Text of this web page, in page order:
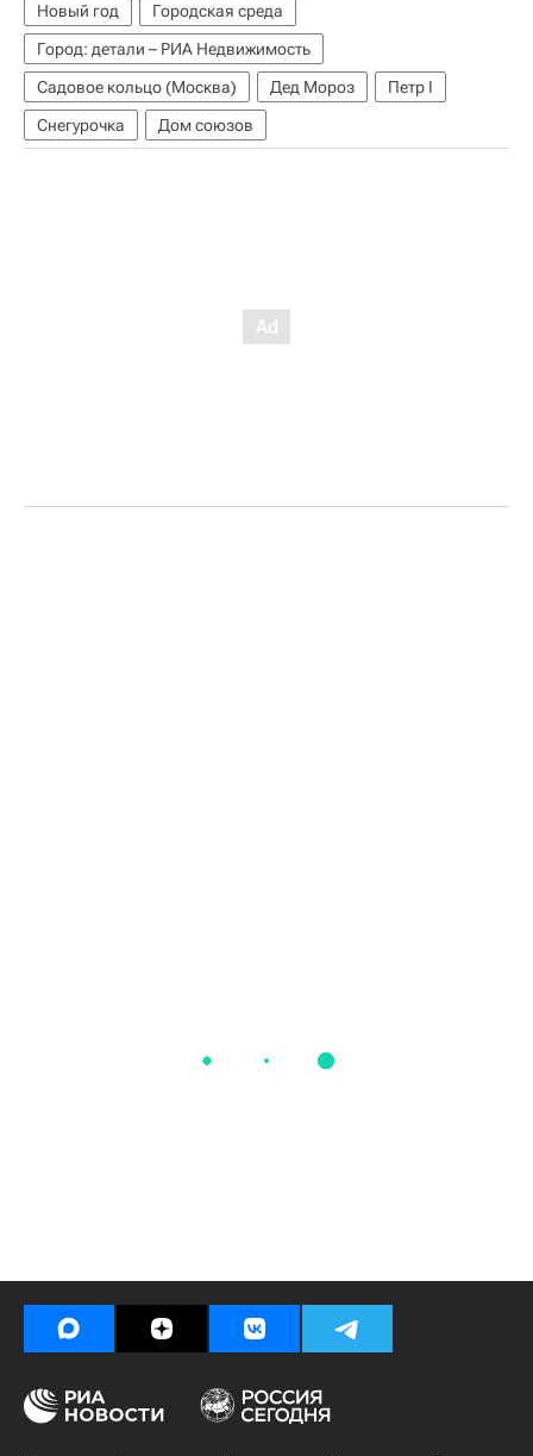
Новый год
Городская среда
Город: детали – РИА Недвижимость
Садовое кольцо (Москва)
Дед Мороз
Петр I
Снегурочка
Дом союзов